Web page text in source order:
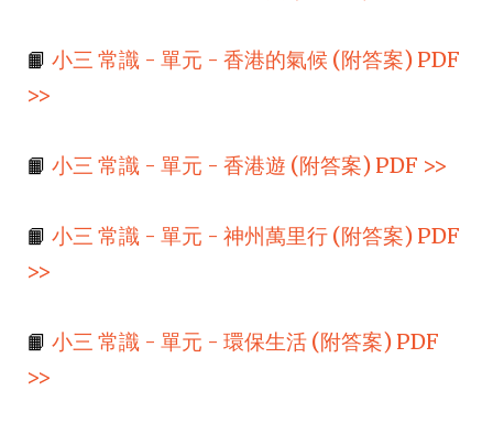
📙 小三 常識 - 單元 - 香港的氣候 (附答案) PDF
>>
📙 小三 常識 - 單元 - 香港遊 (附答案) PDF >>
📙 小三 常識 - 單元 - 神州萬里行 (附答案) PDF
>>
📙 小三 常識 - 單元 - 環保生活 (附答案) PDF
>>